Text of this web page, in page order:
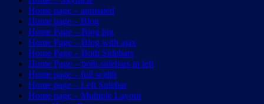
Home page – animated
Home page – Blog
Home Page – Blog big
Home Page – Blog with ajax
Home Page – Both Sidebars
Home Page – both sidebars in left
Home page – full width
Home page – Left Sidebar
Home page – Multiple Layout